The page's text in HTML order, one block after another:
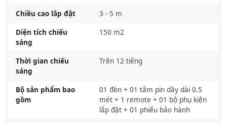
Chiều cao lắp đặt 3 - 5 m
Diện tích chiếu
sáng
150 m2
Thời gian chiếu
sáng
Trên 12 tiếng
Bộ sản phẩm bao
gồm
01 đèn + 01 tấm pin dây dài 0.5
mét + 1 remote + 01 bộ phụ kiện
lắp đặt + 01 phiếu bảo hành